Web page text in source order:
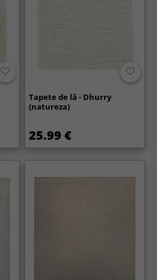
Tapete de lã - Dhurry
(natureza)
25.99 €